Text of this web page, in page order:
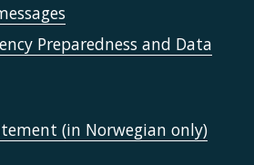
Preparedness and Data
(in Norwegian only)